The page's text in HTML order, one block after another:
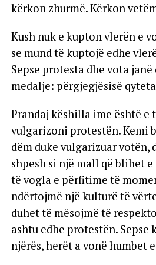
kërkon zhurmë. Kërkon
Kush nuk e kupton vlerën e
se mund të kuptojë edhe
Sepse protesta dhe vota janë
medalje: përgjegjësisë
Prandaj këshilla ime është e
vulgarizoni protestën. Kemi
dëm duke vulgarizuar votën,
shpesh si një mall që blihet
të vogla e përfitime të
ndërtojmë një kulturë të
duhet të mësojmë të
ashtu edhe protestën. Sepse
njërës, herët a vonë humbet